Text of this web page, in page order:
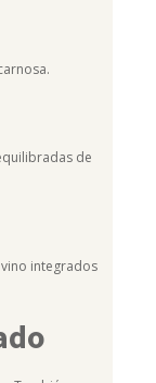
de
integrados